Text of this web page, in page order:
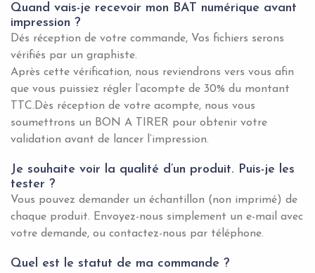
Quand vais-je recevoir mon BAT numérique avant
impression ?
Dés réception de votre commande, Vos fichiers serons
vérifiés par un graphiste.
Après cette vérification, nous reviendrons vers vous afin
que vous puissiez régler l’acompte de 30% du montant
TTC.Dès réception de votre acompte, nous vous
soumettrons un BON A TIRER pour obtenir votre
validation avant de lancer l’impression.
Je souhaite voir la qualité d’un produit. Puis-je les
tester ?
Vous pouvez demander un échantillon (non imprimé) de
chaque produit. Envoyez-nous simplement un e-mail avec
votre demande, ou contactez-nous par téléphone.
Quel est le statut de ma commande ?